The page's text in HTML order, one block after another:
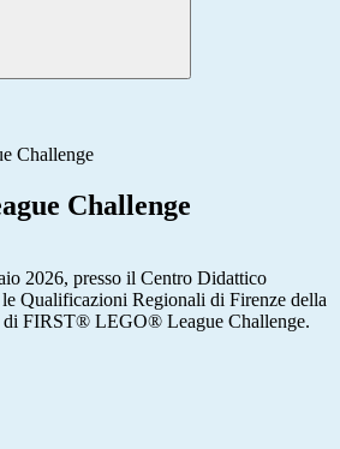
Challenge
Challenge
2026, presso il Centro Didattico
Qualificazioni Regionali di Firenze della
FIRST® LEGO® League Challenge.